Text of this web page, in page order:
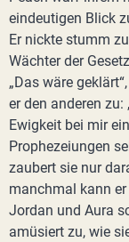
eindeutigen Blick
Er nickte stumm
Wächter der
„Das wäre
er den anderen
Ewigkeit bei mir
Prophezeiungen
zaubert sie nur
manchmal kann
Jordan und Aura
amüsiert zu, wie